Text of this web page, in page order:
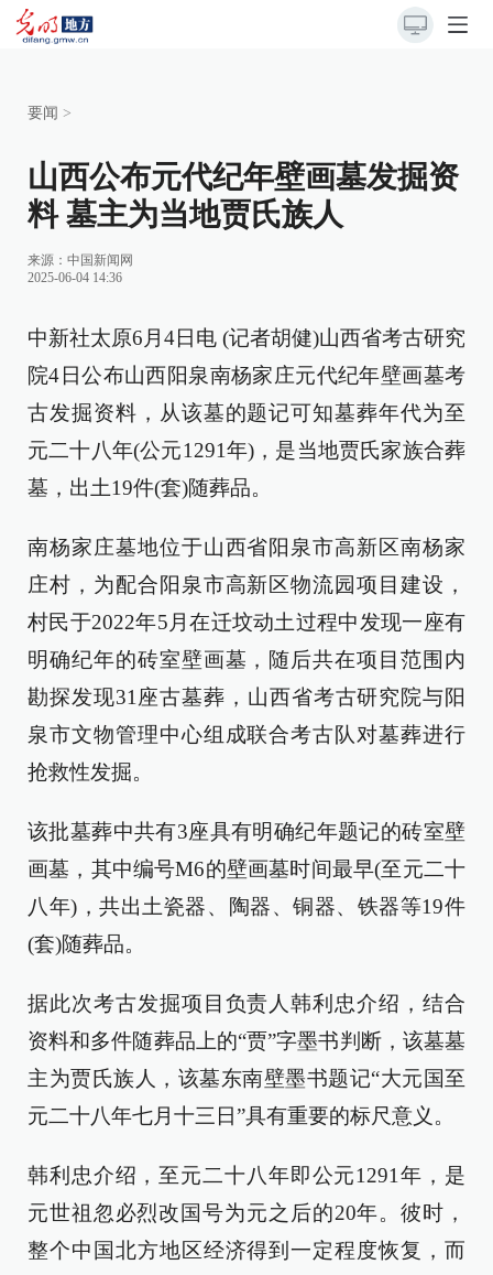
要闻 >
山西公布元代纪年壁画墓发掘资
料 墓主为当地贾氏族人
来源： 中国新闻网
2025-06-04 14:36
中新社太原6月4日电 (记者胡健)山西省考古研究
院4日公布山西阳泉南杨家庄元代纪年壁画墓考
古发掘资料，从该墓的题记可知墓葬年代为至
元二十八年(公元1291年)，是当地贾氏家族合葬
墓，出土19件(套)随葬品。
南杨家庄墓地位于山西省阳泉市高新区南杨家
庄村，为配合阳泉市高新区物流园项目建设，
村民于2022年5月在迁坟动土过程中发现一座有
明确纪年的砖室壁画墓，随后共在项目范围内
勘探发现31座古墓葬，山西省考古研究院与阳
泉市文物管理中心组成联合考古队对墓葬进行
抢救性发掘。
该批墓葬中共有3座具有明确纪年题记的砖室壁
画墓，其中编号M6的壁画墓时间最早(至元二十
八年)，共出土瓷器、陶器、铜器、铁器等19件
(套)随葬品。
据此次考古发掘项目负责人韩利忠介绍，结合
资料和多件随葬品上的“贾”字墨书判断，该墓墓
主为贾氏族人，该墓东南壁墨书题记“大元国至
元二十八年七月十三日”具有重要的标尺意义。
韩利忠介绍，至元二十八年即公元1291年，是
元世祖忽必烈改国号为元之后的20年。彼时，
整个中国北方地区经济得到一定程度恢复，而